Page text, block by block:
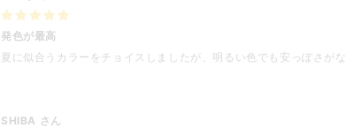
発色が最高
夏に似合うカラーをチョイスしましたが、明るい色でも安っぽさが
SHIBA さん